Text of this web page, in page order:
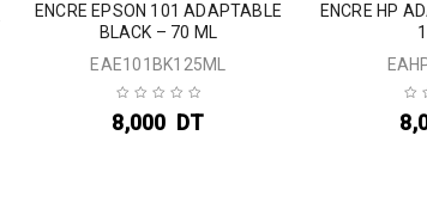
ENCRE EPSON 101 ADAPTABLE
BLACK – 70 ML
EAE101BK125ML
8,000 DT
ENCRE HP